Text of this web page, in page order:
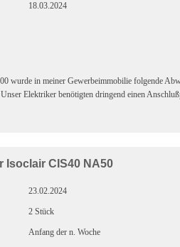
18.03.2024
wurde in meiner Gewerbeimmobilie folgende
Elektriker benötigten dringend einen
Isoclair CIS40 NA50
23.02.2024
2 Stück
Anfang der n. Woche